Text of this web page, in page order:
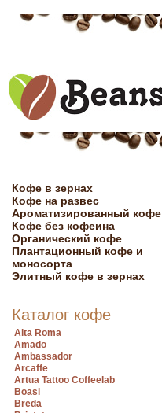
Кофе в зернах
Кофе на развес
Ароматизированный кофе
Кофе без кофеина
Органический кофе
Плантационный кофе и
моносорта
Элитный кофе в зернах
Каталог кофе
Alta Roma
Amado
Ambassador
Arcaffe
Artua Tattoo Coffeelab
Boasi
Breda